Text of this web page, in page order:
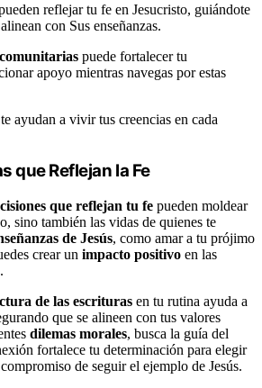
reflejar tu fe en Jesucristo, guiándote
con Sus enseñanzas.
puede fortalecer tu
apoyo mientras navegas por estas
ayudan a vivir tus creencias en cada
que Reflejan la Fe
que reflejan tu fe pueden moldear
sino también las vidas de quienes te
de Jesús, como amar a tu prójimo
crear un impacto positivo en las
de las escrituras en tu rutina ayuda a
que se alineen con tus valores
dilemas morales, busca la guía del
fortalece tu determinación para elegir
de seguir el ejemplo de Jesús.